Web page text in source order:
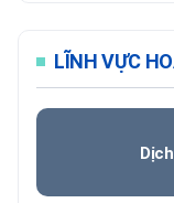
LĨNH VỰC